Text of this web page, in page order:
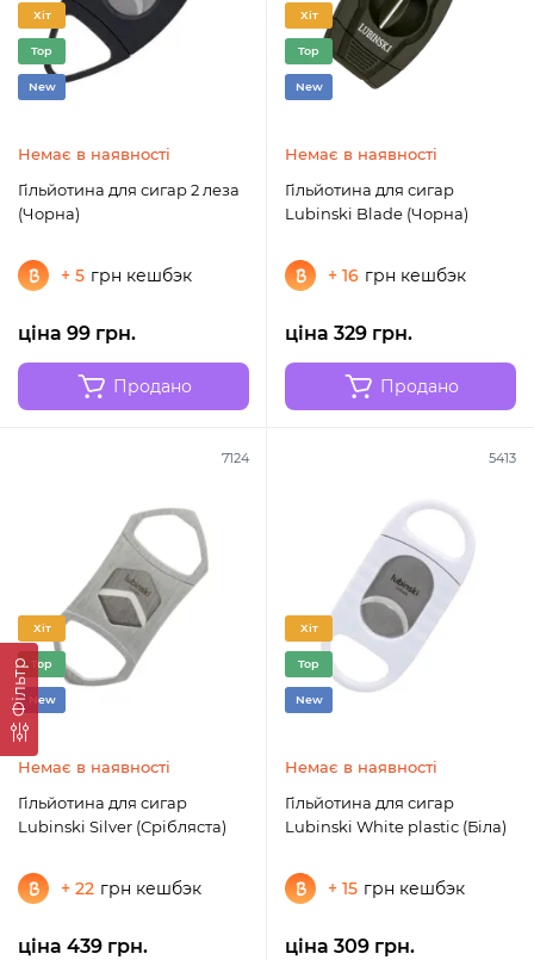
Фільтр
Хіт
Top
New
Немає в наявності
Гільйотина для сигар 2 леза
(Чорна)
+ 5 грн кешбэк
ціна 99 грн.
Продано
Хіт
Top
New
Немає в наявності
Гільйотина для сигар
Lubinski Blade (Чорна)
+ 16 грн кешбэк
ціна 329 грн.
Продано
7124
Хіт
Top
New
Немає в наявності
Гільйотина для сигар
Lubinski Silver (Срібляста)
+ 22 грн кешбэк
ціна 439 грн.
5413
Хіт
Top
New
Немає в наявності
Гільйотина для сигар
Lubinski White plastic (Біла)
+ 15 грн кешбэк
ціна 309 грн.